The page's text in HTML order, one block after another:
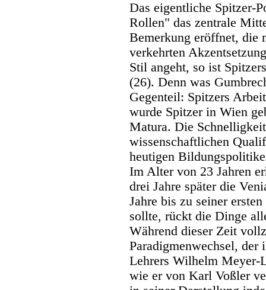
Das eigentliche Spitzer-
Rollen" das zentrale
Bemerkung eröffnet, die
verkehrten
Stil angeht, so ist
(26). Denn was
Gegenteil: Spitzers
wurde Spitzer in Wien
Matura. Die
wissenschaftlichen
heutigen
Im Alter von 23 Jahren
drei Jahre später die
Jahre bis zu seiner
sollte, rückt die Dinge
Während dieser Zeit
Paradigmenwechsel, der
Lehrers Wilhelm Meyer-
wie er von Karl Voßler